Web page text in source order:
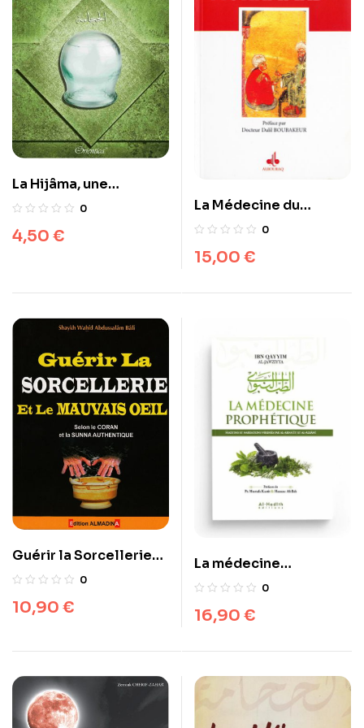
La Hijâma, une
thérapie ancestrale
0
4,50 €
La Médecine du
Prophète Muhammad –
0
15,00 €
Guérir la Sorcellerie
et le Mauvais Oeil
Sunna
0
10,90 €
La médecine
prophétique – Ibn
0
16,90 €